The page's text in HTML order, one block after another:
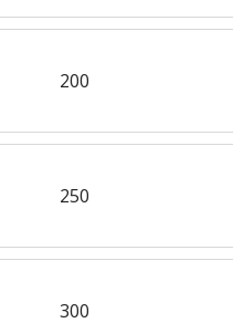
200
250
300